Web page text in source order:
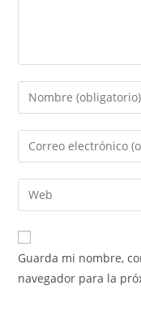
Introduce
tu
nombre
de
usuario
para
comentar
Introduce
tu
dirección
de
electrónico
para
comentar
Introduce
la
URL
de
Guarda mi nombre,
navegador para la